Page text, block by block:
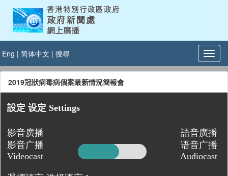
Eng | 简体中文 | 搜尋
2019冠狀病毒病個案最新情況簡報會